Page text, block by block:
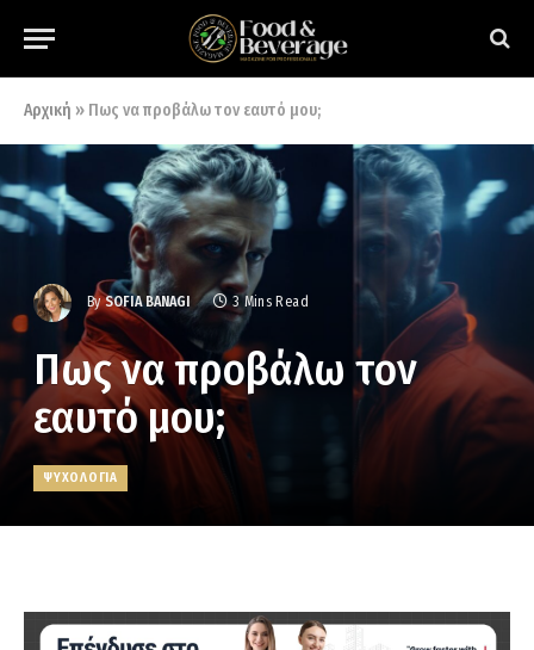
Αρχική » Πως να προβάλω τον εαυτό μου;
By SOFIA BANAGI 3 Mins Read
Πως να προβάλω τον
εαυτό μου;
ΨΥΧΟΛΟΓΙΑ